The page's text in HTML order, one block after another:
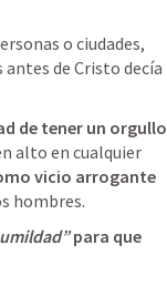
o ciudades,
de Cristo decía
de tener un orgullo
alto en cualquier
hombres.
para que